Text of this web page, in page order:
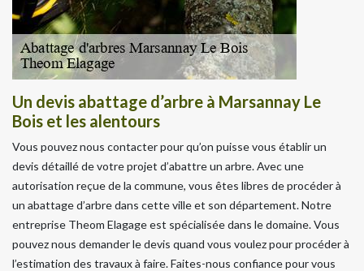
Un devis abattage d’arbre à Marsannay Le
Bois et les alentours
Vous pouvez nous contacter pour qu’on puisse vous établir un
devis détaillé de votre projet d’abattre un arbre. Avec une
autorisation reçue de la commune, vous êtes libres de procéder à
un abattage d’arbre dans cette ville et son département. Notre
entreprise Theom Elagage est spécialisée dans le domaine. Vous
pouvez nous demander le devis quand vous voulez pour procéder à
l’estimation des travaux à faire. Faites-nous confiance pour vous